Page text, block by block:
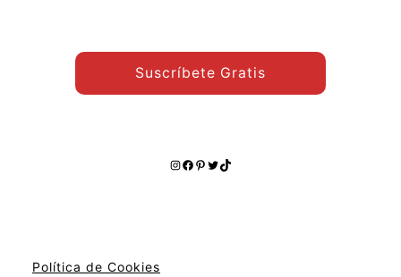
Suscríbete Gratis
Instagram
Facebook
Pinterest
Twitter
TikTok
Política de Cookies